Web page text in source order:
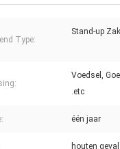
Type:
Stand-up
Voedsel,
.etc
één jaar
houten